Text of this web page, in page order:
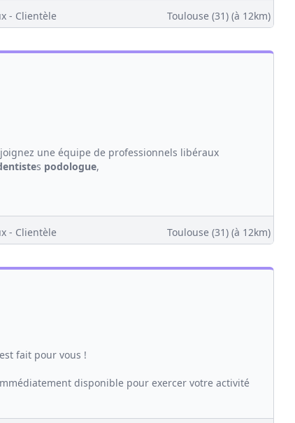
- Clientèle Toulouse (31)(à 12km)
une équipe de professionnels libéraux
s podologue,
- Clientèle Toulouse (31)(à 12km)
fait pour vous !
disponible pour exercer votre activité